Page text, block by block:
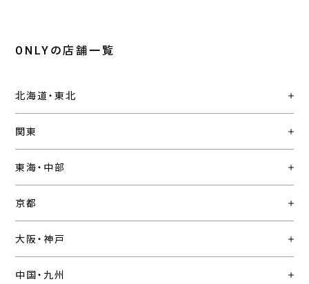
ONLYの店舗一覧
北海道・東北
関東
東海・中部
京都
大阪・神戸
中国・九州